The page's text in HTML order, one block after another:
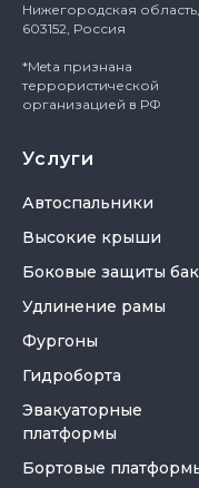
Нижегородская область,
603152, Россия
*Meta признана
террористической
организацией в РФ
Услуги
Автоспальники
Высокие крыши
Боковые защиты
Удлинение рамы
Фургоны
Гидроборта
Эвакуаторные
платформы
Бортовые